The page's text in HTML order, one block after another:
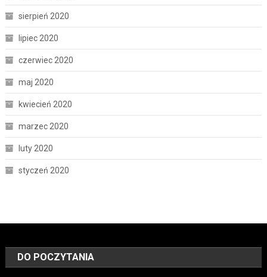
sierpień 2020
lipiec 2020
czerwiec 2020
maj 2020
kwiecień 2020
marzec 2020
luty 2020
styczeń 2020
DO POCZYTANIA